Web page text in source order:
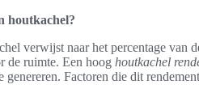
houtkachel?
verwijst naar het percentage
de ruimte. Een hoog houtkachel
genereren. Factoren die dit